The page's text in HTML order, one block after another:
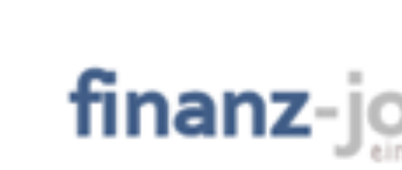
Jobs und Stellenangebote im
Bereich Finanzen